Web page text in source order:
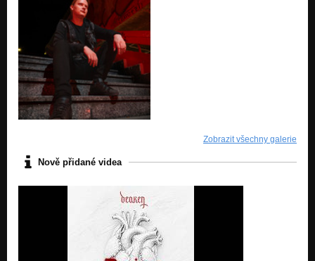
Zobrazit všechny galerie
Nově přidané videa